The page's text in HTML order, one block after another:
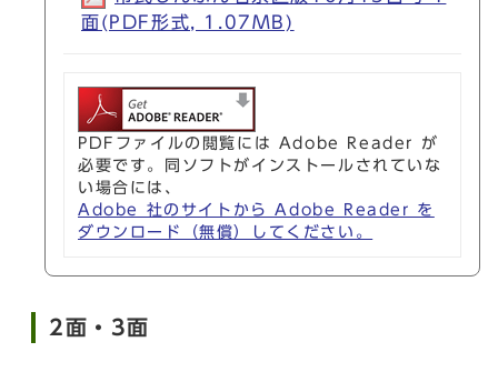
面(PDF形式, 1.07MB)
PDFファイルの閲覧には Adobe Reader が
必要です。同ソフトがインストールされていな
い場合には、
Adobe 社のサイトから Adobe Reader を
ダウンロード（無償）してください。
2面・3面